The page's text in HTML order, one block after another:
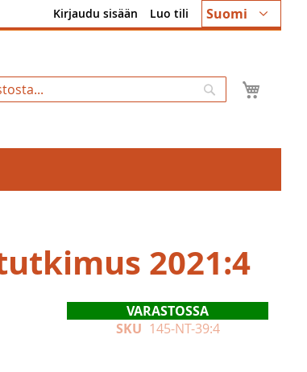
Kieli
Suomi
Kirjaudu sisään Luo tili
Hae
2021:4
VARASTOSSA
SKU 145-NT-39:4